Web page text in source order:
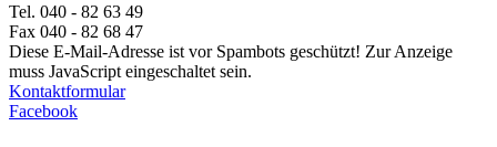
Tel. 040 - 82 63 49
Fax 040 - 82 68 47
Diese E-Mail-Adresse ist vor Spambots geschützt! Zur Anzeige
muss JavaScript eingeschaltet sein.
Kontaktformular
Facebook